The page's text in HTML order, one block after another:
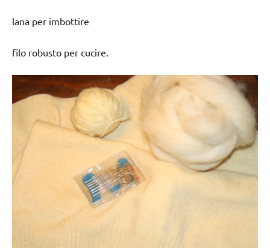
lana per imbottire
filo robusto per cucire.